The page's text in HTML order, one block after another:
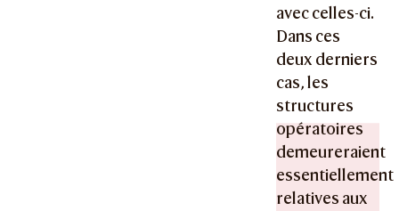
avec celles-ci.
Dans ces
deux derniers
cas, les
structures
opératoires
demeureraient
essentiellement
relatives aux